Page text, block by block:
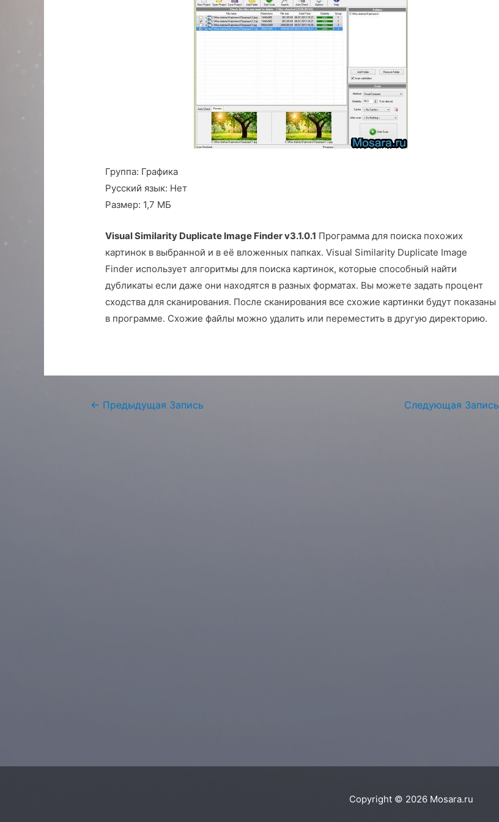
Группа: Графика
Русский язык: Нет
Размер: 1,7 МБ
Visual Similarity Duplicate Image Finder v3.1.0.1 Программа для поиска похожих
картинок в выбранной и в её вложенных папках. Visual Similarity Duplicate Image
Finder использует алгоритмы для поиска картинок, которые способный найти
дубликаты если даже они находятся в разных форматах. Вы можете задать процент
сходства для сканирования. После сканирования все схожие картинки будут показаны
в программе. Схожие файлы можно удалить или переместить в другую директорию.
Навигация
← Предыдущая Запись Следующая Запись
Copyright © 2026 Mosara.ru